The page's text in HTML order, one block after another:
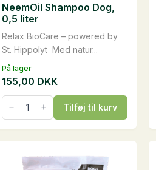
På lager
Relax BioCare – powered by
St. Hippolyt Med natur...
NeemOil Shampoo Dog,
0,5 liter
155,00 DKK
NeemOil
Shampoo
Dog,
0,5
Tilføj til kurv